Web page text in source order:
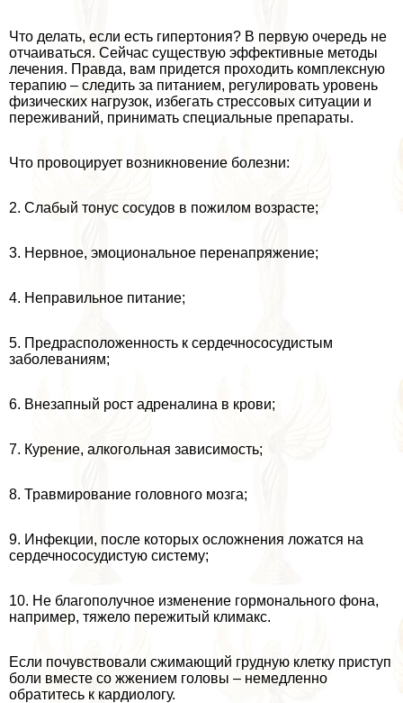
Что делать, если есть гипертония? В первую очередь не
отчаиваться. Сейчас существую эффективные методы
лечения. Правда, вам придется проходить комплексную
терапию – следить за питанием, регулировать уровень
физических нагрузок, избегать стрессовых ситуации и
переживаний, принимать специальные препараты.
Что провоцирует возникновение болезни:
2. Слабый тонус сосудов в пожилом возрасте;
3. Нервное, эмоциональное перенапряжение;
4. Неправильное питание;
5. Предрасположенность к сердечнососудистым
заболеваниям;
6. Внезапный рост адреналина в крови;
7. Курение, алкогольная зависимость;
8. Травмирование головного мозга;
9. Инфекции, после которых осложнения ложатся на
сердечнососудистую систему;
10. Не благополучное изменение гормонального фона,
например, тяжело пережитый климaкc.
Если почувствовали сжимающий грудную клетку приступ
боли вместе со жжением головы – немедленно
обратитесь к кардиологу.